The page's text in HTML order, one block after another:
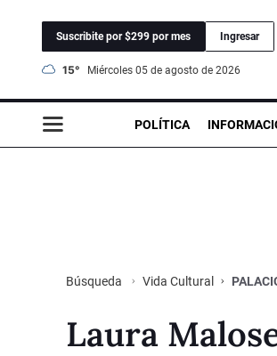
Suscribite por $299 por mes Ingresar
15° miércoles 05 de agosto de 2026
POLÍTICA
Búsqueda Vida Cultural
Laura